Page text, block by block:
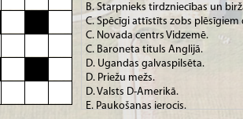
11. Ķīmiskais elements –
galvenokārt grafīta un dimanta
13. Saliekamas brilles ar rokturi.
13. Sīku, jaunu koku mežs.
13. Precētu sieviešu cepure.
15. Ar elpošanu saistītas raudas.
15. Latviešu skeletonists (dz.1984).
15. Ciemiņš.
B. Starpnieks tirdzniecības un
C. Spēcīgi attīstīts zobs plēsīgiem
C. Novada centrs Vidzemē.
C. Baroneta tituls Anglijā.
D. Ugandas galvaspilsēta.
D. Priežu mežs.
D. Valsts D-Amerikā.
E. Paukošanas ierocis.